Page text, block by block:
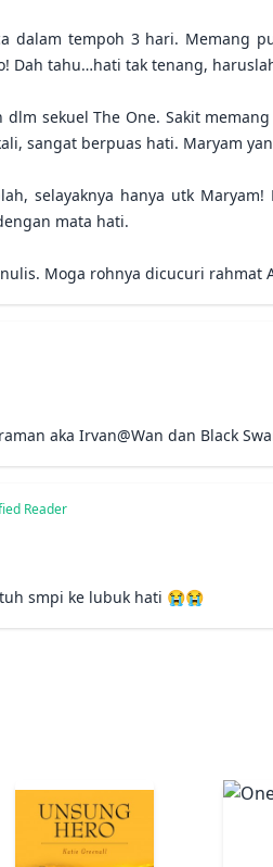
dalam tempoh 3 hari. Memang
Dah tahu…hati tak tenang,
dlm sekuel The One. Sakit
sangat berpuas hati. Maryam
selayaknya hanya utk
mata hati.
Moga rohnya dicucuri rahmat
aka Irvan@Wan dan Black
Reader
smpi ke lubuk hati 😭😭